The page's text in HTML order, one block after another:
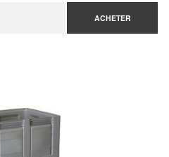
ACHETER